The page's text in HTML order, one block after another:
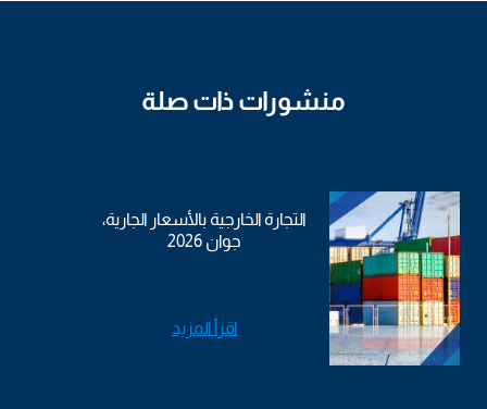
منشورات ذات صلة
التجارة الخارجية بالأسعار الجارية،
جوان 2026
اقرأ المزيد